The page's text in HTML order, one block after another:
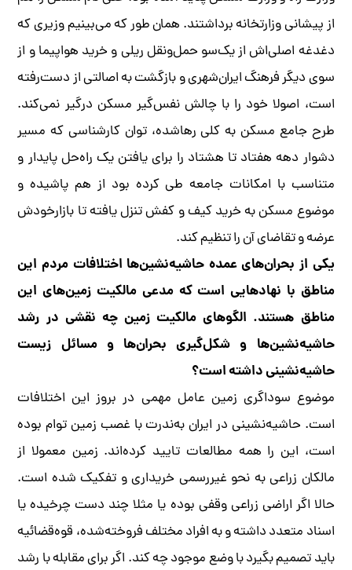
از پیشانی وزارتخانه برداشتند. همان طور که می‌بینیم وزیری که
دغدغه‌ اصلی‌اش از یک‌سو حمل‌ونقل ریلی و خرید هواپیما و از
سوی دیگر فرهنگ ایران‌شهری و بازگشت به اصالتی از دست‌رفته
است، اصولا خود را با چالش نفس‌گیر مسکن درگیر نمی‌کند.
طرح جامع مسکن به کلی رهاشده، توان کارشناسی‌ که مسیر
دشوار دهه هفتاد تا هشتاد را برای یافتن یک راه‌حل پایدار و
متناسب با امکانات جامعه طی کرده بود از هم پاشیده و
موضوع مسکن به خرید کیف و کفش تنزل یافته تا بازارخودش
عرضه و تقاضای آن را تنظیم کند.
یکی از بحران‌های عمده‌ حاشیه‌نشین‌ها اختلافات مردم این
مناطق با نهادهایی است که مدعی مالکیت زمین‌های این
مناطق هستند. الگوهای مالکیت زمین چه نقشی در رشد
حاشیه‌نشین‌ها و شکل‌گیری بحران‌ها و مسائل زیست
حاشیه‌نشینی داشته‌ است؟
موضوع سوداگری زمین عامل مهمی در بروز این اختلافات
است. حاشیه‌نشینی در ایران به‌ندرت با غصب زمین توام بوده
است، این را همه مطالعات تایید کرده‌اند. زمین معمولا از
مالکان زراعی به نحو غیررسمی خریداری و تفکیک شده است.
حالا اگر اراضی زراعی وقفی بوده یا مثلا چند دست چرخیده یا
اسناد متعدد داشته و به افراد مختلف فروخته‌شده، قوه‌قضائیه
باید تصمیم بگیرد با وضع موجود چه کند. اگر برای مقابله با رشد